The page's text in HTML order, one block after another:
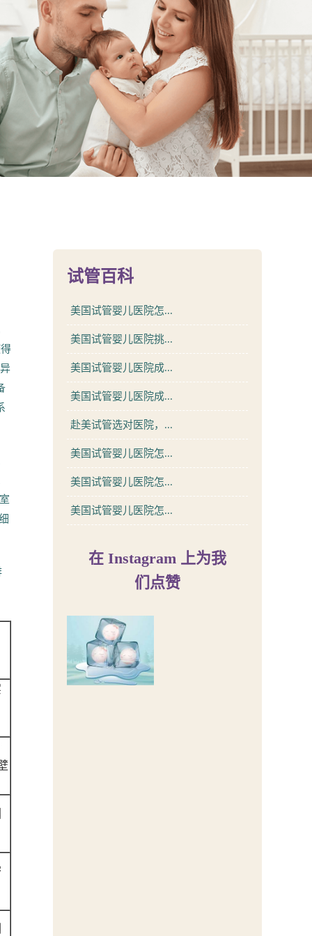
试管百科
美国试管婴儿医院怎...
美国试管婴儿医院挑...
美国试管婴儿医院成...
美国试管婴儿医院成...
赴美试管选对医院，...
美国试管婴儿医院怎...
美国试管婴儿医院怎...
美国试管婴儿医院怎...
在 Instagram 上为我
们点赞